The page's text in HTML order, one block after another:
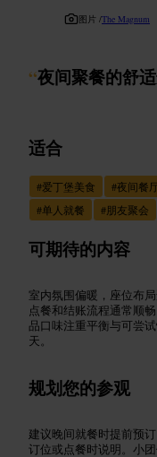
图片 /The Magnum
“夜间聚餐的舒
适合
#爱丁堡美食 #夜间餐
#单人就餐 #朋友聚会
可期待的内容
室内氛围偏暖，座位布
点餐和结账流程通常顺
品口味注重平衡与可尝
天。
规划您的参观
建议晚间就餐时提前预
订位或点餐时说明。小